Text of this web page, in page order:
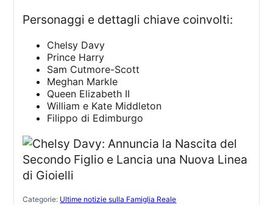
Personaggi e dettagli chiave coinvolti:
Chelsy Davy
Prince Harry
Sam Cutmore-Scott
Meghan Markle
Queen Elizabeth II
William e Kate Middleton
Filippo di Edimburgo
Categorie: Ultime notizie sulla Famiglia Reale